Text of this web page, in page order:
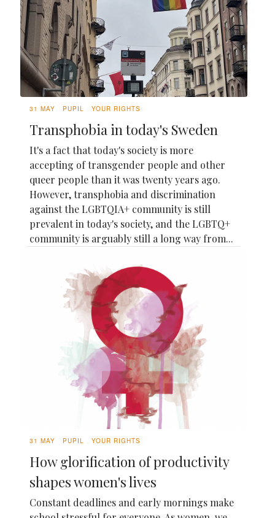
31 MAY PUPIL YOUR RIGHTS
Transphobia in today's Sweden
It's a fact that today's society is more
accepting of transgender people and other
queer people than it was twenty years ago.
However, transphobia and discrimination
against the LGBTQIA+ community is still
prevalent in today's society, and the LGBTQ+
community is arguably still a long way from...
31 MAY PUPIL YOUR RIGHTS
How glorification of productivity
shapes women's lives
Constant deadlines and early mornings make